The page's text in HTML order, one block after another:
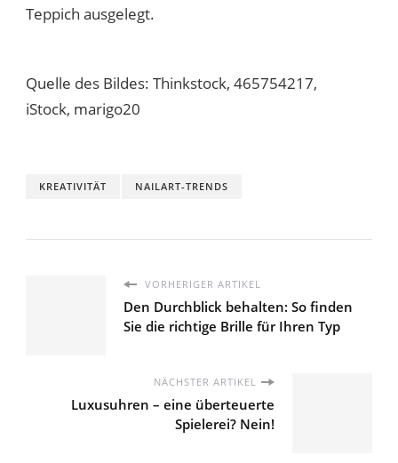
Teppich ausgelegt.
Quelle des Bildes: Thinkstock, 465754217,
iStock, marigo20
KREATIVITÄT NAILART-TRENDS
VORHERIGER ARTIKEL
Den Durchblick behalten: So finden
Sie die richtige Brille für Ihren Typ
NÄCHSTER ARTIKEL
Luxusuhren – eine überteuerte
Spielerei? Nein!